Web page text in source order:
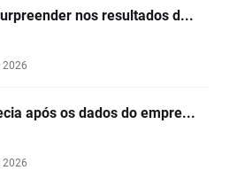
nos resultados d...
2026
após os dados do empre...
2026